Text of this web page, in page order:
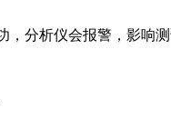
分析仪会报警，影响测